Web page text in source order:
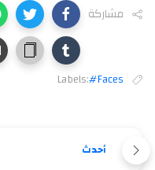
مشاركة
Labels:#Faces
أحدث